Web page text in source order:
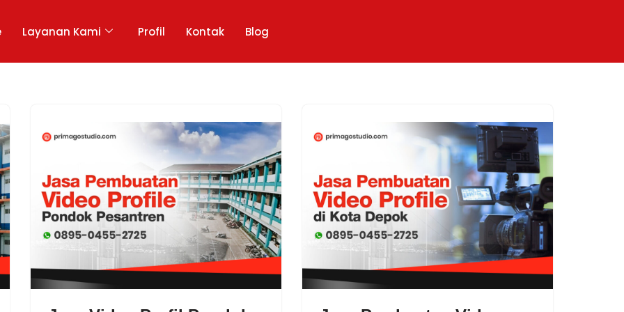
Layanan Kami Profil Kontak Blog